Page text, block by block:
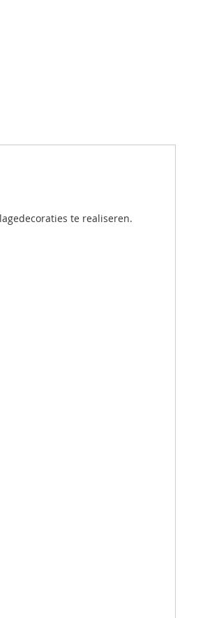
te realiseren.